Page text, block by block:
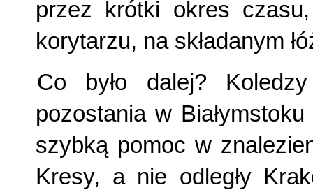
przez krótki okres
korytarzu, na składanym
Co było dalej?
pozostania w
szybką pomoc w
Kresy, a nie odległy